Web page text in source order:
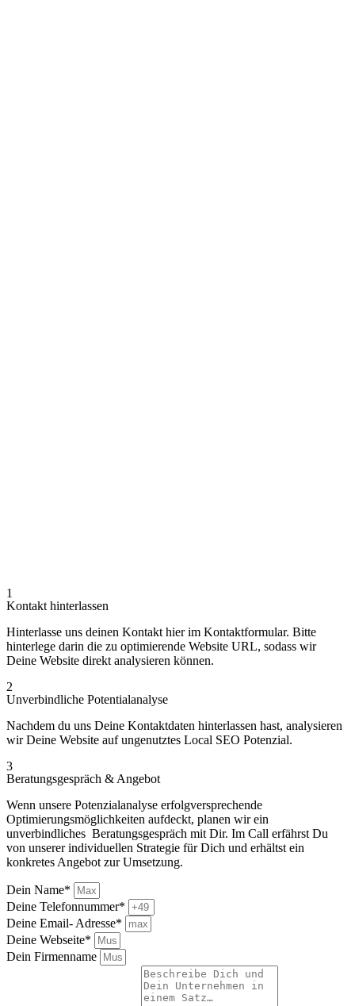
1
Kontakt hinterlassen
Hinterlasse uns deinen Kontakt hier im Kontaktformular. Bitte
hinterlege darin die zu optimierende Website URL, sodass wir
Deine Website direkt analysieren können.
2
Unverbindliche Potentialanalyse
Nachdem du uns Deine Kontaktdaten hinterlassen hast, analysieren
wir Deine Website auf ungenutztes Local SEO Potenzial.
3
Beratungsgespräch & Angebot
Wenn unsere Potenzialanalyse erfolgversprechende
Optimierungsmöglichkeiten aufdeckt, planen wir ein
unverbindliches Beratungsgespräch mit Dir. Im Call erfährst Du
von unserer individuellen Strategie für Dich und erhältst ein
konkretes Angebot zur Umsetzung.
Dein Name*
Deine Telefonnummer*
Deine Email- Adresse*
Deine Webseite*
Dein Firmenname